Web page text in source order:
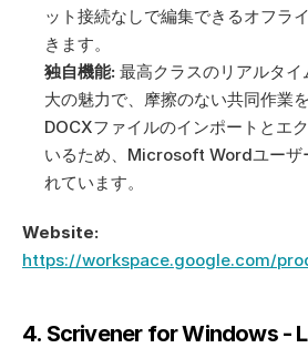
ット接続なしで編集できるオフラ
きます。
独自機能: 最高クラスのリアルタ
大の魅力で、摩擦のない共同作業
DOCXファイルのインポートとエ
いるため、Microsoft Wordユーザ
れています。
Website:
https://workspace.google.com/
4. Scrivener for Windows -